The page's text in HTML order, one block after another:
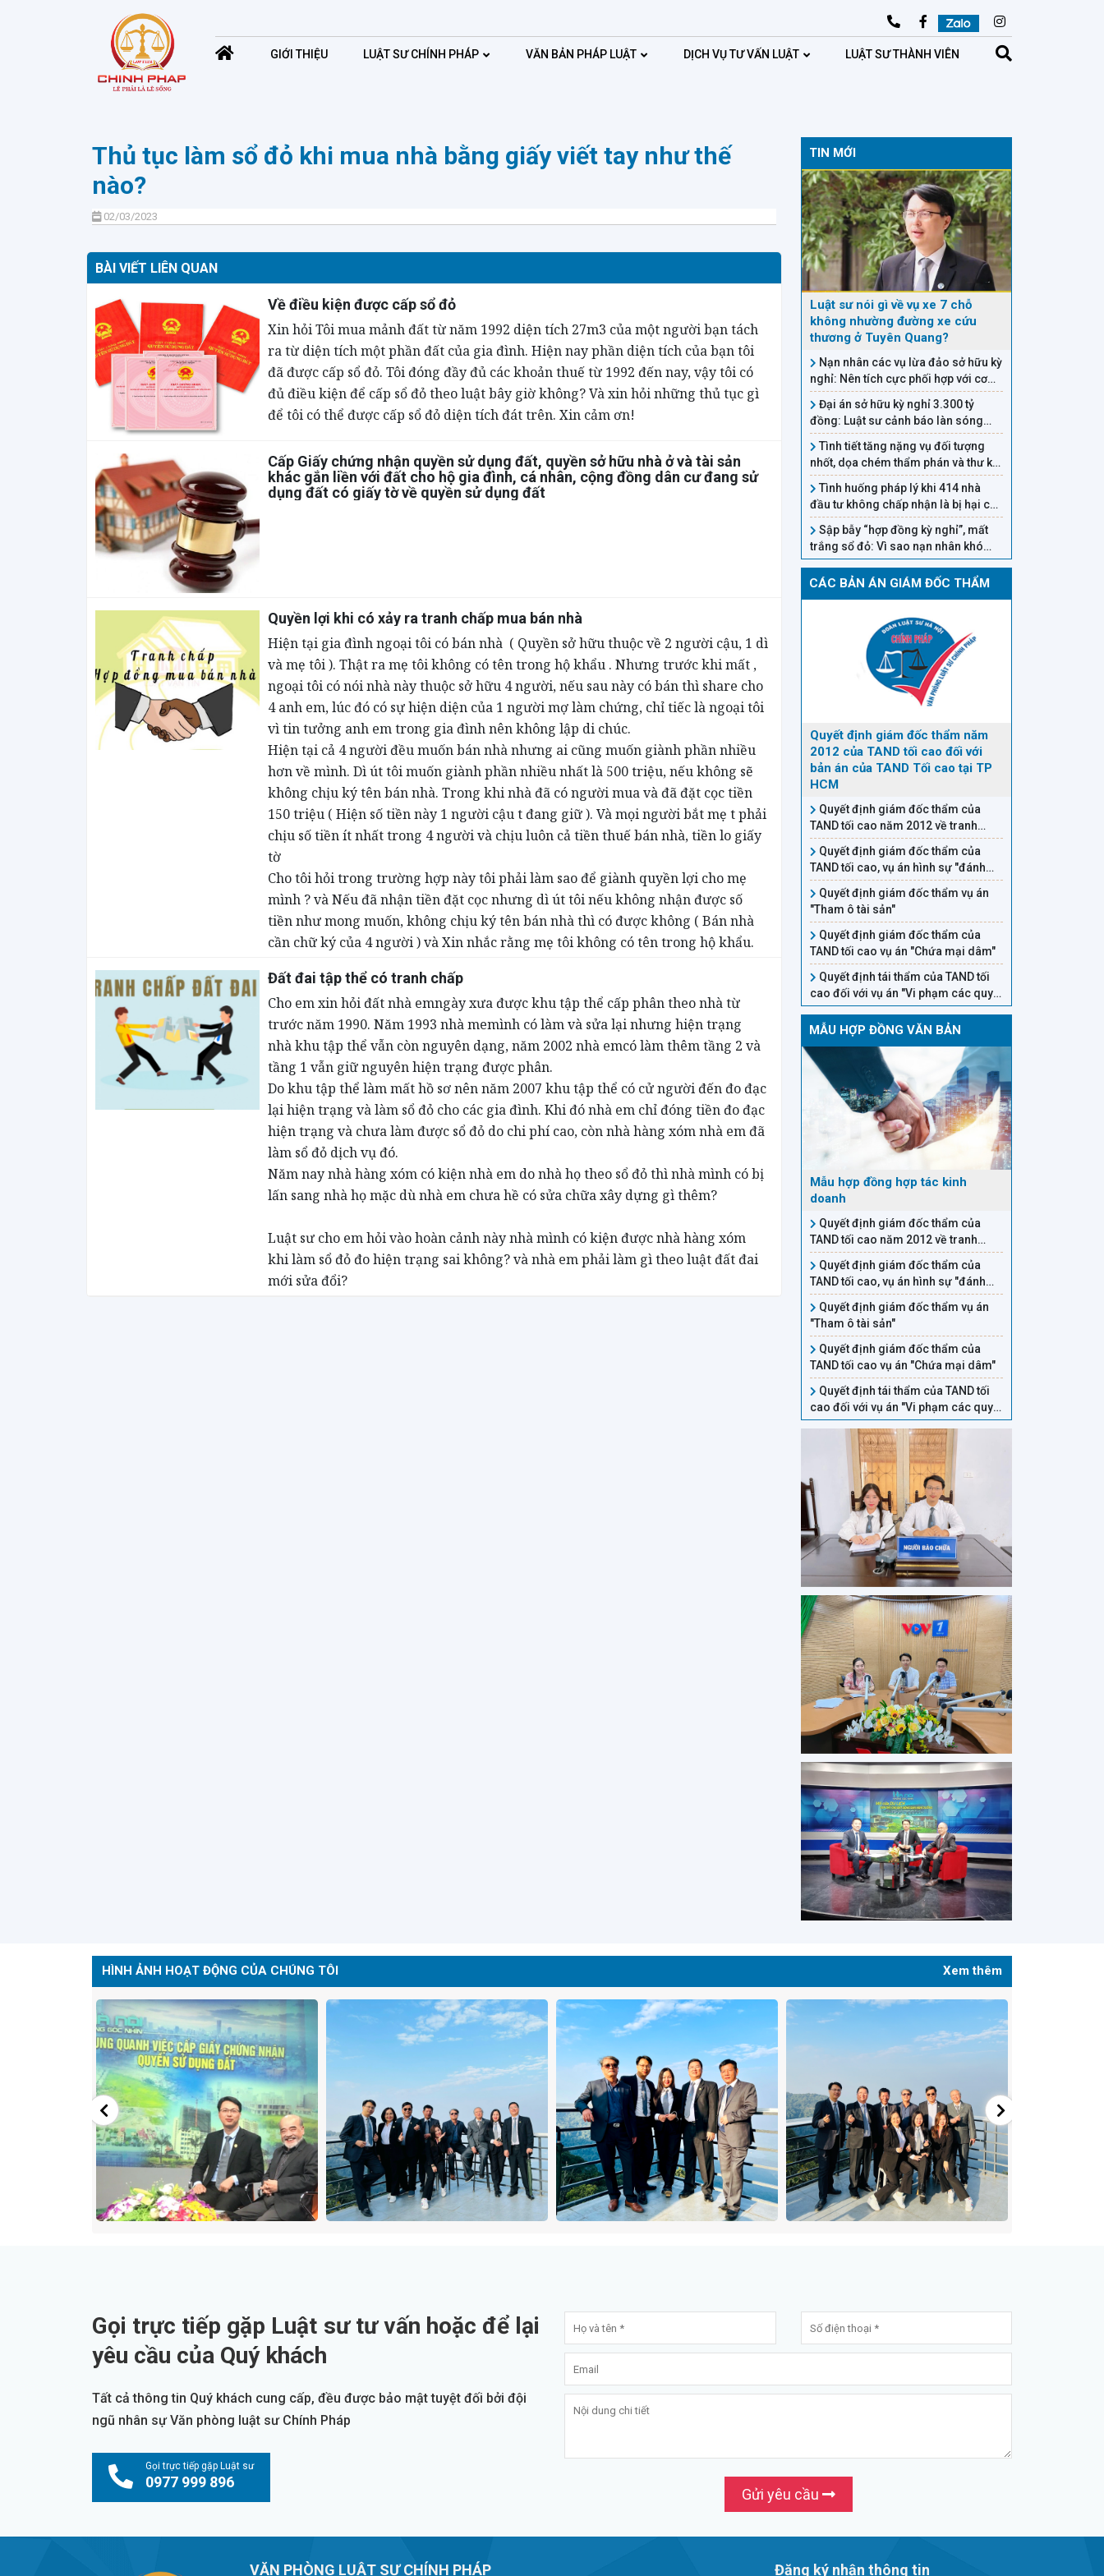
GIỚI THIỆU LUẬT SƯ CHÍNH PHÁP VĂN BẢN PHÁP LUẬT DỊCH VỤ TƯ VẤN LUẬT LUẬT SƯ THÀNH VIÊN
Thủ tục làm sổ đỏ khi mua nhà bằng giấy viết tay như thế
nào?
02/03/2023
BÀI VIẾT LIÊN QUAN
Về điều kiện được cấp sổ đỏ
Xin hỏi Tôi mua mảnh đất từ năm 1992 diện tích 27m3 của một người bạn tách
ra từ diện tích một phần đất của gia đình. Hiện nay phần diện tích của bạn tôi
đã được cấp sổ đỏ. Tôi đóng đầy đủ các khoản thuế từ 1992 đến nay, vậy tôi có
đủ điều kiện để cấp sổ đỏ theo luật bây giờ không? Và xin hỏi những thủ tục gì
để tôi có thể được cấp sổ đỏ diện tích đát trên. Xin cảm ơn!
Cấp Giấy chứng nhận quyền sử dụng đất, quyền sở hữu nhà ở và tài sản
khác gắn liền với đất cho hộ gia đình, cá nhân, cộng đồng dân cư đang sử
dụng đất có giấy tờ về quyền sử dụng đất
Quyền lợi khi có xảy ra tranh chấp mua bán nhà
Hiện tại gia đình ngoại tôi có bán nhà ( Quyền sở hữu thuộc về 2 người cậu, 1 dì
và mẹ tôi ). Thật ra mẹ tôi không có tên trong hộ khẩu . Nhưng trước khi mất ,
ngoại tôi có nói nhà này thuộc sở hữu 4 người, nếu sau này có bán thì share cho
4 anh em, lúc đó có sự hiện diện của 1 người mợ làm chứng, chỉ tiếc là ngoại tôi
vì tin tưởng anh em trong gia đình nên không lập di chúc.
Hiện tại cả 4 người đều muốn bán nhà nhưng ai cũng muốn giành phần nhiều
hơn về mình. Dì út tôi muốn giành phần nhiều nhất là 500 triệu, nếu không sẽ
không chịu ký tên bán nhà. Trong khi nhà đã có người mua và đã đặt cọc tiền
150 triệu ( Hiện số tiền này 1 người cậu t đang giữ ). Và mọi người bắt mẹ t phải
chịu số tiền ít nhất trong 4 người và chịu luôn cả tiền thuế bán nhà, tiền lo giấy
tờ
Cho tôi hỏi trong trường hợp này tôi phải làm sao để giành quyền lợi cho mẹ
mình ? và Nếu đã nhận tiền đặt cọc nhưng dì út tôi nếu không nhận được số
tiền như mong muốn, không chịu ký tên bán nhà thì có được không ( Bán nhà
cần chữ ký của 4 người ) và Xin nhắc rằng mẹ tôi không có tên trong hộ khẩu.
Đất đai tập thể có tranh chấp
Cho em xin hỏi đất nhà emngày xưa được khu tập thể cấp phân theo nhà từ
trước năm 1990. Năm 1993 nhà memình có làm và sửa lại nhưng hiện trạng
nhà khu tập thể vẫn còn nguyên dạng, năm 2002 nhà emcó làm thêm tầng 2 và
tầng 1 vẫn giữ nguyên hiện trạng được phân.
Do khu tập thể làm mất hồ sơ nên năm 2007 khu tập thể có cử người đến đo đạc
lại hiện trạng và làm sổ đỏ cho các gia đình. Khi đó nhà em chỉ đóng tiền đo đạc
hiện trạng và chưa làm được sổ đỏ do chi phí cao, còn nhà hàng xóm nhà em đã
làm sổ đỏ dịch vụ đó.
Năm nay nhà hàng xóm có kiện nhà em do nhà họ theo sổ đỏ thì nhà mình có bị
lấn sang nhà họ mặc dù nhà em chưa hề có sửa chữa xây dựng gì thêm?
Luật sư cho em hỏi vào hoàn cảnh này nhà mình có kiện được nhà hàng xóm
khi làm sổ đỏ đo hiện trạng sai không? và nhà em phải làm gì theo luật đất đai
mới sửa đổi?
TIN MỚI
Luật sư nói gì về vụ xe 7 chỗ
không nhường đường xe cứu
thương ở Tuyên Quang?
Nạn nhân các vụ lừa đảo sở hữu kỳ
nghỉ: Nên tích cực phối hợp với cơ
quan chức năng để được bảo vệ
quyền lợi
Đại án sở hữu kỳ nghỉ 3.300 tỷ
đồng: Luật sư cảnh báo làn sóng
điều tra có thể mở rộng trong ngành
du lịch
Tình tiết tăng nặng vụ đối tượng
nhốt, dọa chém thẩm phán và thư ký
tòa án
Tình huống pháp lý khi 414 nhà
đầu tư không chấp nhận là bị hại của
Hậu 'pháo'
Sập bẫy “hợp đồng kỳ nghỉ”, mất
trắng sổ đỏ: Vì sao nạn nhân khó
đòi lại?
CÁC BẢN ÁN GIÁM ĐỐC THẨM
Quyết định giám đốc thẩm năm
2012 của TAND tối cao đối với
bản án của TAND Tối cao tại TP
HCM
Quyết định giám đốc thẩm của
TAND tối cao năm 2012 về tranh
chấp quyền sử dụng đất
Quyết định giám đốc thẩm của
TAND tối cao, vụ án hình sự "đánh
bạc"
Quyết định giám đốc thẩm vụ án
"Tham ô tài sản"
Quyết định giám đốc thẩm của
TAND tối cao vụ án "Chứa mại dâm"
Quyết định tái thẩm của TAND tối
cao đối với vụ án "Vi phạm các quy
định về điều khiển phương tiện giao
thông đường bộ"
MẪU HỢP ĐỒNG VĂN BẢN
Mẫu hợp đồng hợp tác kinh
doanh
Quyết định giám đốc thẩm của
TAND tối cao năm 2012 về tranh
chấp quyền sử dụng đất
Quyết định giám đốc thẩm của
TAND tối cao, vụ án hình sự "đánh
bạc"
Quyết định giám đốc thẩm vụ án
"Tham ô tài sản"
Quyết định giám đốc thẩm của
TAND tối cao vụ án "Chứa mại dâm"
Quyết định tái thẩm của TAND tối
cao đối với vụ án "Vi phạm các quy
định về điều khiển phương tiện giao
thông đường bộ"
HÌNH ẢNH HOẠT ĐỘNG CỦA CHÚNG TÔI Xem thêm
Gọi trực tiếp gặp Luật sư tư vấn hoặc để lại
yêu cầu của Quý khách
Tất cả thông tin Quý khách cung cấp, đều được bảo mật tuyệt đối bởi đội
ngũ nhân sự Văn phòng luật sư Chính Pháp
Gọi trực tiếp gặp Luật sư
0977 999 896
Gửi yêu cầu
VĂN PHÒNG LUẬT SƯ CHÍNH PHÁP Đăng ký nhận thông tin